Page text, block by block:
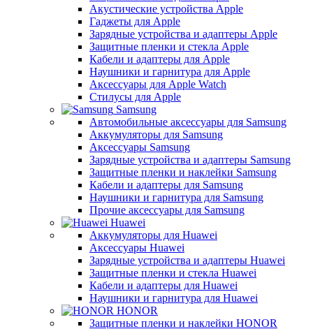
Акустические устройства Apple
Гаджеты для Apple
Зарядные устройства и адаптеры Apple
Защитные пленки и стекла Apple
Кабели и адаптеры для Apple
Наушники и гарнитура для Apple
Аксессуары для Apple Watch
Стилусы для Apple
Samsung
Автомобильные аксессуары для Samsung
Аккумуляторы для Samsung
Аксессуары Samsung
Зарядные устройства и адаптеры Samsung
Защитные пленки и наклейки Samsung
Кабели и адаптеры для Samsung
Наушники и гарнитура для Samsung
Прочие аксессуары для Samsung
Huawei
Аккумуляторы для Huawei
Аксессуары Huawei
Зарядные устройства и адаптеры Huawei
Защитные пленки и стекла Huawei
Кабели и адаптеры для Huawei
Наушники и гарнитура для Huawei
HONOR
Защитные пленки и наклейки HONOR